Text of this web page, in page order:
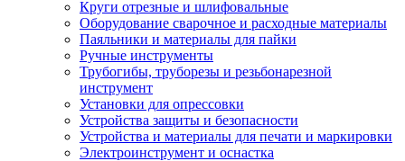
Круги отрезные и шлифовальные
Оборудование сварочное и расходные материалы
Паяльники и материалы для пайки
Ручные инструменты
Трубогибы, труборезы и резьбонарезной
инструмент
Установки для опрессовки
Устройства защиты и безопасности
Устройства и материалы для печати и маркировки
Электроинструмент и оснастка